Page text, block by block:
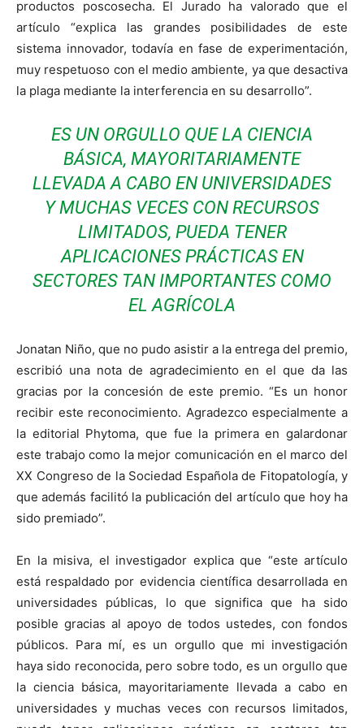
productos poscosecha. El Jurado ha valorado que el
artículo “explica las grandes posibilidades de este
sistema innovador, todavía en fase de experimentación,
muy respetuoso con el medio ambiente, ya que desactiva
la plaga mediante la interferencia en su desarrollo”.
ES UN ORGULLO QUE LA CIENCIA
BÁSICA, MAYORITARIAMENTE
LLEVADA A CABO EN UNIVERSIDADES
Y MUCHAS VECES CON RECURSOS
LIMITADOS, PUEDA TENER
APLICACIONES PRÁCTICAS EN
SECTORES TAN IMPORTANTES COMO
EL AGRÍCOLA
Jonatan Niño, que no pudo asistir a la entrega del premio,
escribió una nota de agradecimiento en el que da las
gracias por la concesión de este premio. “Es un honor
recibir este reconocimiento. Agradezco especialmente a
la editorial Phytoma, que fue la primera en galardonar
este trabajo como la mejor comunicación en el marco del
XX Congreso de la Sociedad Española de Fitopatología, y
que además facilitó la publicación del artículo que hoy ha
sido premiado”.
En la misiva, el investigador explica que “este artículo
está respaldado por evidencia científica desarrollada en
universidades públicas, lo que significa que ha sido
posible gracias al apoyo de todos ustedes, con fondos
públicos. Para mí, es un orgullo que mi investigación
haya sido reconocida, pero sobre todo, es un orgullo que
la ciencia básica, mayoritariamente llevada a cabo en
universidades y muchas veces con recursos limitados,